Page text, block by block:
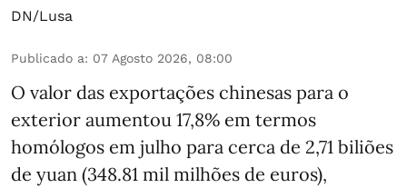
DN/Lusa
Publicado a: 07 Agosto 2026, 08:00
O valor das exportações chinesas para o
exterior aumentou 17,8% em termos
homólogos em julho para cerca de 2,71 biliões
de yuan (348.81 mil milhões de euros),